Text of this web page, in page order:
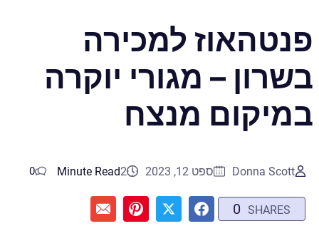
פנטהאוז למכירה
בשרון – מגורי יוקרה
במיקום מנצח
Donna Scott ספט 12, 2023 2
Minute Read
0
0 SHARES